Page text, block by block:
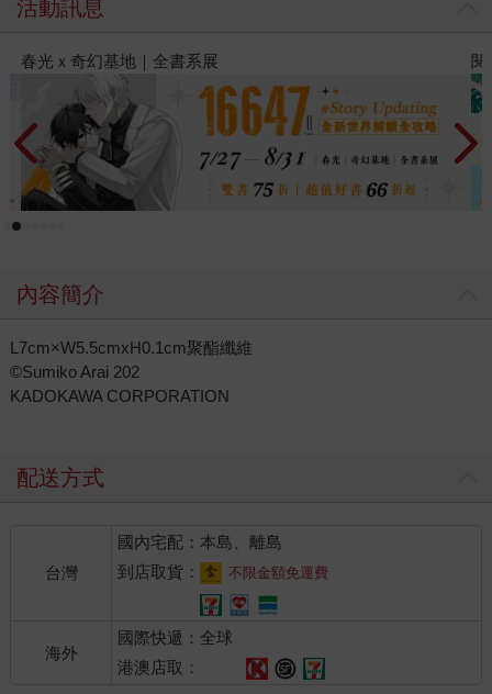
活動訊息
閱讀漫遊錄-2026上半年暢銷榜
內容簡介
L7cm×W5.5cmxH0.1cm聚酯纖維
©Sumiko Arai 202
KADOKAWA CORPORATION
配送方式
台灣
國內宅配：本島、離島
到店取貨：
不限金額免運費
海外
國際快遞：全球
港澳店取：